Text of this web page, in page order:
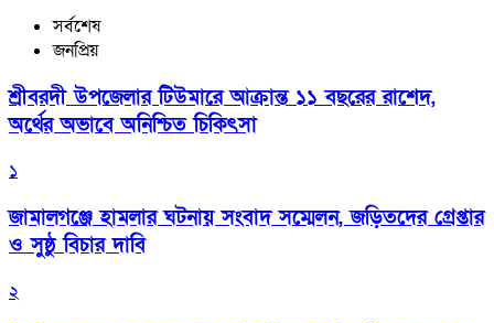
সর্বশেষ
জনপ্রিয়
শ্রীবরদী উপজেলার টিউমারে আক্রান্ত ১১ বছরের রাশেদ,
অর্থের অভাবে অনিশ্চিত চিকিৎসা
১
জামালগঞ্জে হামলার ঘটনায় সংবাদ সম্মেলন, জড়িতদের গ্রেপ্তার
ও সুষ্ঠু বিচার দাবি
২